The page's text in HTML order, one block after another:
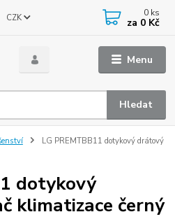
Menu
CZK
Hledat
0 ks
za 0 Kč
LG PREMTBB11 dotykový drátový
dotykový
klimatizace černý